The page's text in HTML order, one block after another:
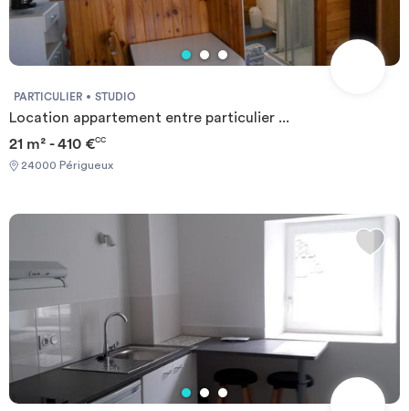
PARTICULIER STUDIO
Location appartement entre particulier ...
21 m² - 410 €CC
24000 Périgueux